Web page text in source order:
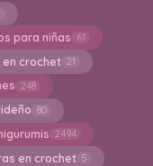
para niñas 61
crochet 21
248
80
2494
en crochet 5